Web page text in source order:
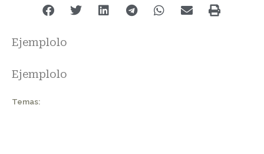
Ejemplolo
Ejemplolo
Temas: